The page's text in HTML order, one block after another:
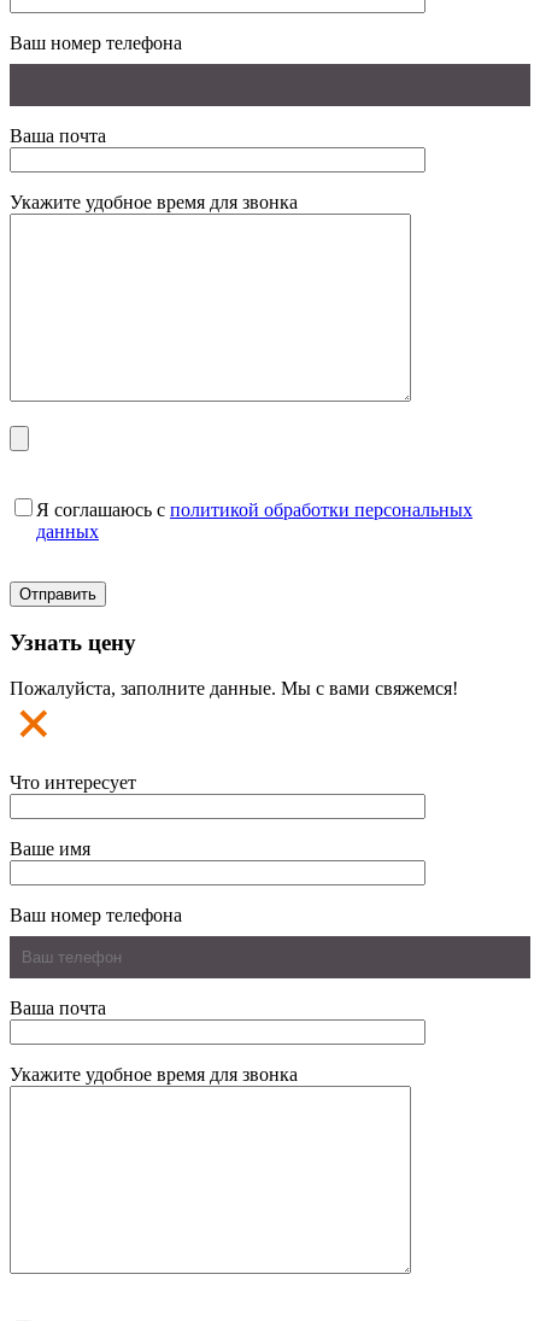
Ваш номер телефона
Ваша почта
Укажите удобное время для звонка
Я соглашаюсь с политикой обработки персональных
данных
Узнать цену
Пожалуйста, заполните данные. Мы с вами свяжемся!
Что интересует
Ваше имя
Ваш номер телефона
Ваша почта
Укажите удобное время для звонка